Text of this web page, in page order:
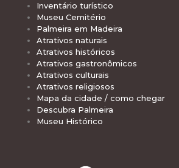
Inventário turístico
Museu Cemitério
Palmeira em Madeira
Atrativos naturais
Atrativos históricos
Atrativos gastronômicos
Atrativos culturais
Atrativos religiosos
Mapa da cidade / como chegar
Descubra Palmeira
Museu Histórico